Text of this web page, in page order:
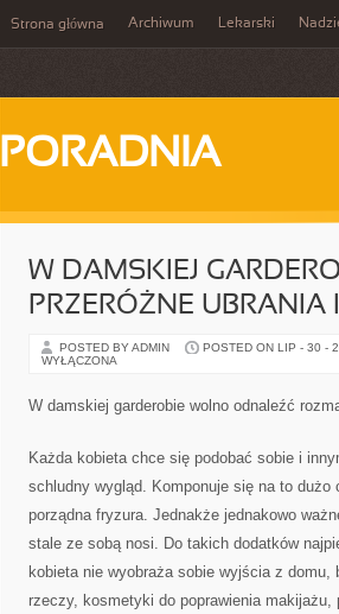
Strona główna Archiwum Lekarski
PORADNIA
W DAMSKIEJ
PRZERÓŻNE UBRANIA
POSTED BY ADMIN POSTED ON LIP - 30 -
WYŁĄCZONA
W damskiej garderobie wolno odnaleźć
Każda kobieta chce się podobać sobie i
schludny wygląd. Komponuje się na to
porządna fryzura. Jednakże jednakowo
stale ze sobą nosi. Do takich dodatków
kobieta nie wyobraża sobie wyjścia z
rzeczy, kosmetyki do poprawienia